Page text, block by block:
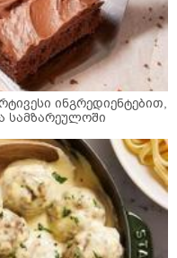
ინგრედიენტებით,
სამზარეულოში